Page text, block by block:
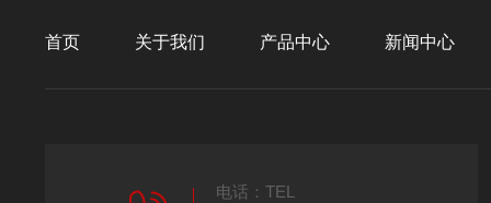
首页 关于我们 产品中心 新闻中心
电话：TEL